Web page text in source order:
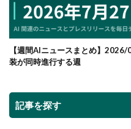
【週間AIニュースまとめ】
装が同時進行する週
記事を探す